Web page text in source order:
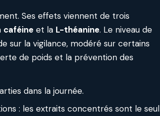
Ses effets viennent de trois
caféineet la L-théanine. Le niveau de
sur la vigilance, modéré sur certains
de poids et la prévention des
dans la journée.
: les extraits concentrés sont le seul